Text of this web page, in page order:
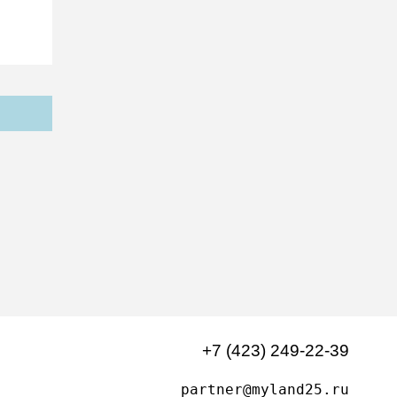
+7 (423) 249-22-39
partner@myland25.ru